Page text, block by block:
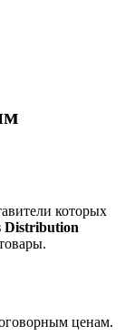
которых
Distribution
ценам.